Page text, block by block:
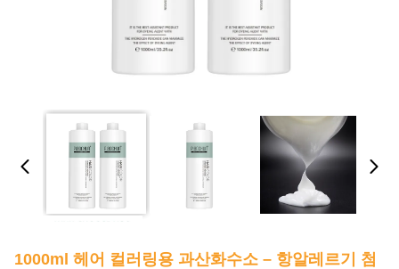
1000ml 헤어 컬러링용 과산화수소 – 항알레르기 첨